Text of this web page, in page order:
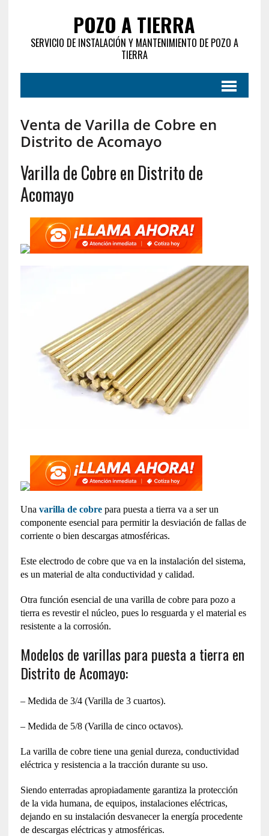
POZO A TIERRA
SERVICIO DE INSTALACIÓN Y MANTENIMIENTO DE POZO A
TIERRA
Venta de Varilla de Cobre en
Distrito de Acomayo‎
Varilla de Cobre en Distrito de
Acomayo‎
Una varilla de cobrepara puesta a tierra va a ser un
componente esencial para permitir la desviación de fallas de
corriente o bien descargas atmosféricas.
Este electrodo de cobre que va en la instalación del sistema,
es un material de alta conductividad y calidad.
Otra función esencial de una varilla de cobre para pozo a
tierra es revestir el núcleo, pues lo resguarda y el material es
resistente a la corrosión.
Modelos de varillas para puesta a tierra en
Distrito de Acomayo‎:
– Medida de 3/4 (Varilla de 3 cuartos).
– Medida de 5/8 (Varilla de cinco octavos).
La varilla de cobre tiene una genial dureza, conductividad
eléctrica y resistencia a la tracción durante su uso.
Siendo enterradas apropiadamente garantiza la protección
de la vida humana, de equipos, instalaciones eléctricas,
dejando en su instalación desvanecer la energía procedente
de descargas eléctricas y atmosféricas.